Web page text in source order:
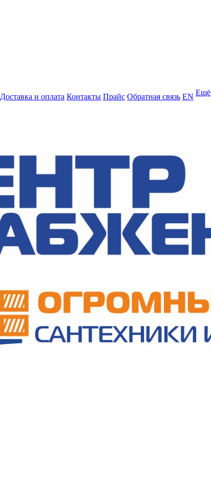
Доставка и оплата Контакты Прайс Обратная связь EN Ещё